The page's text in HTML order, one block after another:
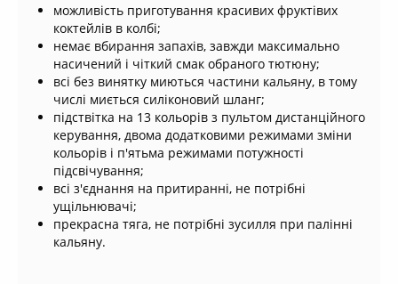
можливість приготування красивих фруктівих
коктейлів в колбі;
немає вбирання запахів, завжди максимально
насичений і чіткий смак обраного тютюну;
всі без винятку миються частини кальяну, в тому
числі миється силіконовий шланг;
підствітка на 13 кольорів з пультом дистанційного
керування, двома додатковими режимами зміни
кольорів і п'ятьма режимами потужності
підсвічування;
всі з'єднання на притиранні, не потрібні
ущільнювачі;
прекрасна тяга, не потрібні зусилля при палінні
кальяну.